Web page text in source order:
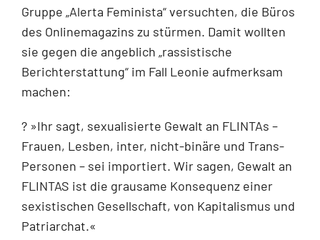
Gruppe „Alerta Feminista“ versuchten, die Büros
des Onlinemagazins zu stürmen. Damit wollten
sie gegen die angeblich „rassistische
Berichterstattung“ im Fall Leonie aufmerksam
machen:
? »Ihr sagt, sexualisierte Gewalt an FLINTAs –
Frauen, Lesben, inter, nicht-binäre und Trans-
Personen – sei importiert. Wir sagen, Gewalt an
FLINTAS ist die grausame Konsequenz einer
sexistischen Gesellschaft, von Kapitalismus und
Patriarchat.«